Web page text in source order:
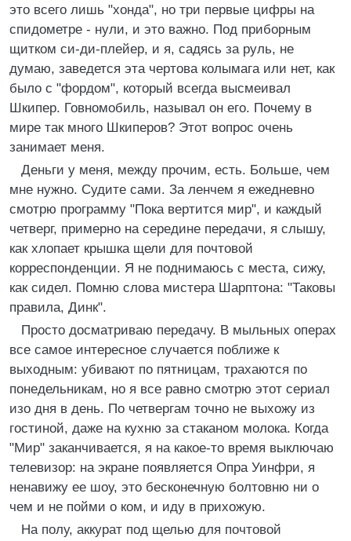
это всего лишь "хонда", но три первые цифры на
спидометре - нули, и это важно. Под приборным
щитком си-ди-плейер, и я, садясь за руль, не
думаю, заведется эта чертова колымага или нет, как
было с "фордом", который всегда высмеивал
Шкипер. Говномобиль, называл он его. Почему в
мире так много Шкиперов? Этот вопрос очень
занимает меня.
Деньги у меня, между прочим, есть. Больше, чем
мне нужно. Судите сами. За ленчем я ежедневно
смотрю программу "Пока вертится мир", и каждый
четверг, примерно на середине передачи, я слышу,
как хлопает крышка щели для почтовой
корреспонденции. Я не поднимаюсь с места, сижу,
как сидел. Помню слова мистера Шарптона: "Таковы
правила, Динк".
Просто досматриваю передачу. В мыльных операх
все самое интересное случается поближе к
выходным: убивают по пятницам, трахаются по
понедельникам, но я все равно смотрю этот сериал
изо дня в день. По четвергам точно не выхожу из
гостиной, даже на кухню за стаканом молока. Когда
"Мир" заканчивается, я на какое-то время выключаю
телевизор: на экране появляется Опра Уинфри, я
ненавижу ее шоу, это бесконечную болтовню ни о
чем и не пойми о ком, и иду в прихожую.
На полу, аккурат под щелью для почтовой